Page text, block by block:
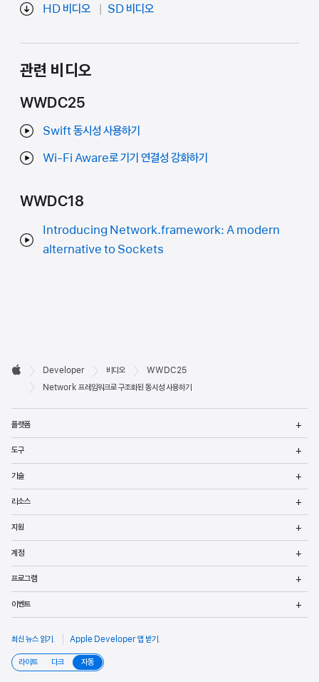
HD 비디오
SD 비디오
관련 비디오
WWDC25
Swift 동시성 사용하기
Wi-Fi Aware로 기기 연결성 강화하기
WWDC18
Introducing Network.framework: A modern
alternative to Sockets
Developer
바닥글

Apple
Developer 비디오
WWDC25
Network 프레임워크로 구조화된 동시성 사용하기
플랫폼
도구
기술
리소스
지원
계정
프로그램
이벤트
최신 뉴스 읽기 . Apple Developer 앱 받기 .
라이트 다크 자동